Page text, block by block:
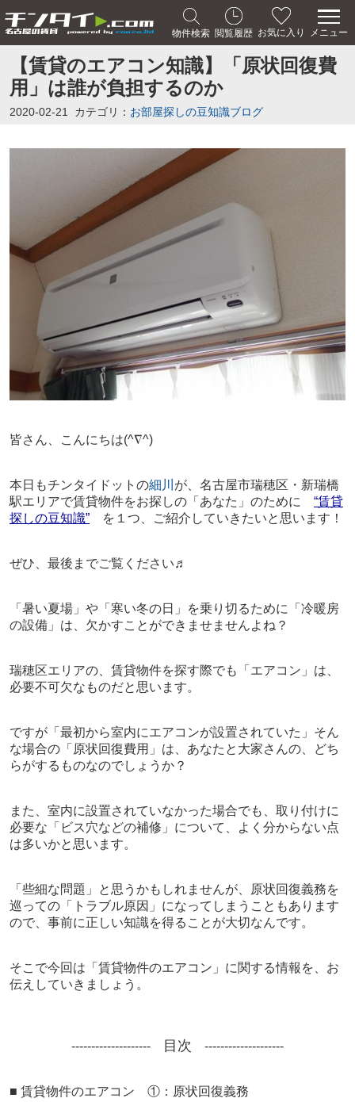
物件検索 閲覧履歴 お気に入り メニュー
【賃貸のエアコン知識】「原状回復費
用」は誰が負担するのか
2020-02-21 カテゴリ： お部屋探しの豆知識ブログ
皆さん、こんにちは(^∇^)
本日もチンタイドットの細川 が、名古屋市瑞穂区・新瑞橋
駅エリアで賃貸物件をお探しの「あなた」のために “賃貸
探しの豆知識”を１つ、ご紹介していきたいと思います！
ぜひ、最後までご覧ください♬
「暑い夏場」や「寒い冬の日」を乗り切るために「冷暖房
の設備」は、欠かすことができませませんよね？
瑞穂区エリアの、賃貸物件を探す際でも「エアコン」は、
必要不可欠なものだと思います。
ですが「最初から室内にエアコンが設置されていた」そん
な場合の「原状回復費用」は、あなたと大家さんの、どち
らがするものなのでしょうか？
また、室内に設置されていなかった場合でも、取り付けに
必要な「ビス穴などの補修」について、よく分からない点
は多いかと思います。
「些細な問題」と思うかもしれませんが、原状回復義務を
巡っての「トラブル原因」になってしまうこともあります
ので、事前に正しい知識を得ることが大切なんです。
そこで今回は「賃貸物件のエアコン」に関する情報を、お
伝えしていきましょう。
-------------------- 目次 --------------------
■ 賃貸物件のエアコン ①：原状回復義務